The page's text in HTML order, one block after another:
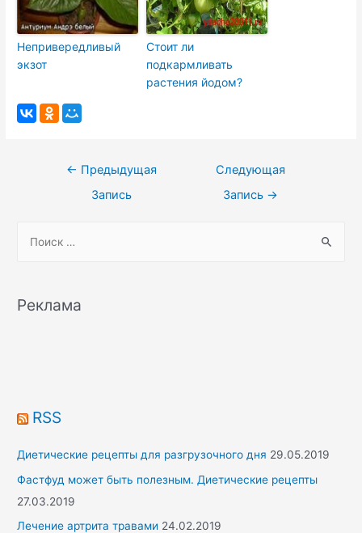
Непривередливый
экзот
Стоит ли
подкармливать
растения йодом?
Навигация
← Предыдущая
Запись
Следующая
Запись →
r
:
Реклама
RSS
Диетические рецепты для разгрузочного дня 29.05.2019
Фастфуд может быть полезным. Диетические рецепты
27.03.2019
Лечение артрита травами 24.02.2019